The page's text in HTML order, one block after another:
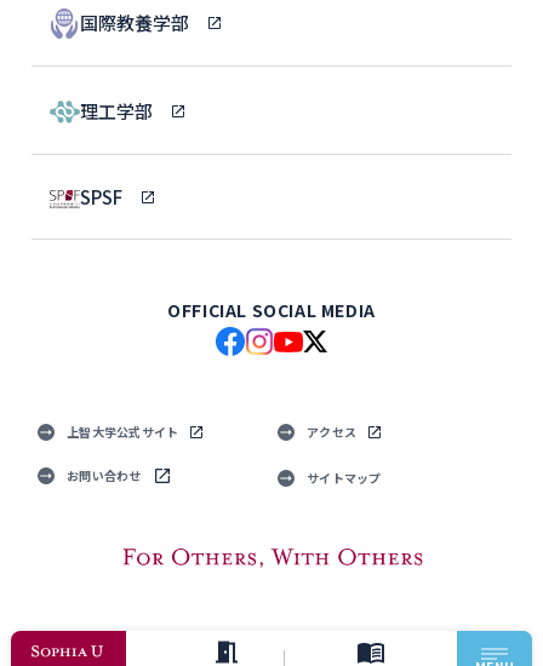
国際教養学部
理工学部
SPSF
OFFICIAL SOCIAL MEDIA
上智大学公式サイト アクセス
お問い合わせ サイトマップ
© Sophia University. All Rights Reserved.